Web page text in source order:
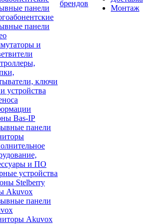
панели
панели
и
ключи
устройства
Bas-IP
панели
и ПО
устройства
Stelberry
Akuvox
панели
Akuvox
брендов
Монтаж